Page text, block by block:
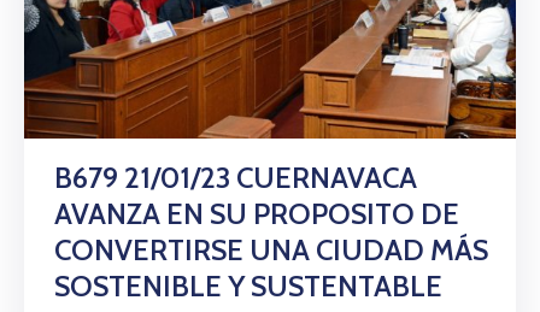
B679 21/01/23 CUERNAVACA
AVANZA EN SU PROPOSITO DE
CONVERTIRSE UNA CIUDAD MÁS
SOSTENIBLE Y SUSTENTABLE